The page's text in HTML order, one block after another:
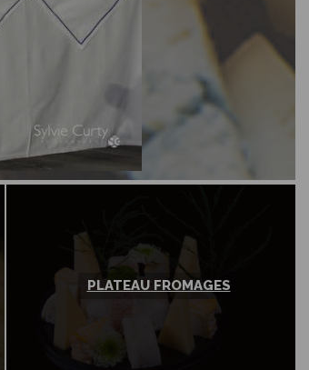
PLATEAU FROMAGES